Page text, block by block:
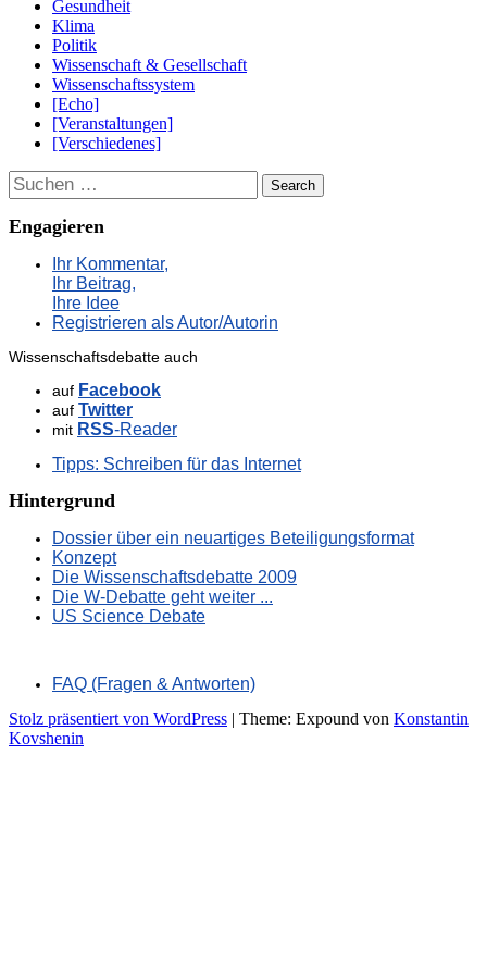
Gesundheit
Klima
Politik
Wissenschaft & Gesellschaft
Wissenschaftssystem
[Echo]
[Veranstaltungen]
[Verschiedenes]
Suchen
Engagieren
Ihr Kommentar,
Ihr Beitrag,
Ihre Idee
Registrieren als Autor/Autorin
Wissenschaftsdebatte auch
auf Facebook
auf Twitter
mit RSS-Reader
Tipps: Schreiben für das Internet
Hintergrund
Dossier über ein neuartiges Beteiligungsformat
Konzept
Die Wissenschaftsdebatte 2009
Die W-Debatte geht weiter ...
US Science Debate
FAQ (Fragen & Antworten)
Stolz präsentiert von WordPress | Theme: Expound von Konstantin
Kovshenin